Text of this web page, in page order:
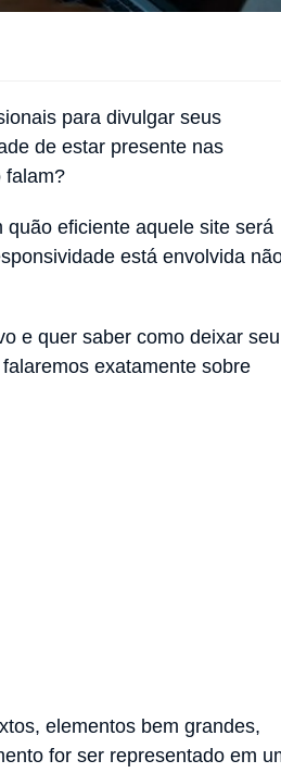
para divulgar seus
de estar presente nas
falam?
eficiente aquele site será
está envolvida
e quer saber como deixar seu
exatamente sobre
elementos bem grandes,
for ser representado em